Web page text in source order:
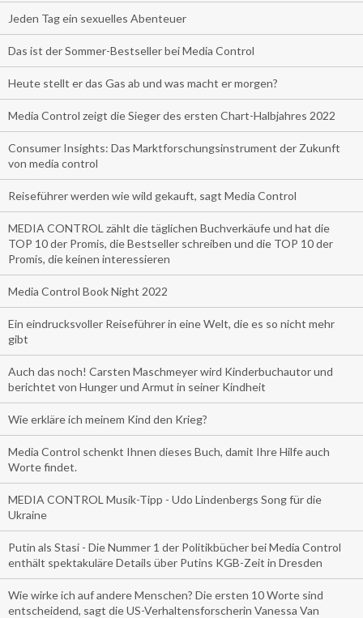
Jeden Tag ein sexuelles Abenteuer
Das ist der Sommer-Bestseller bei Media Control
Heute stellt er das Gas ab und was macht er morgen?
Media Control zeigt die Sieger des ersten Chart-Halbjahres 2022
Consumer Insights: Das Marktforschungsinstrument der Zukunft
von media control
Reiseführer werden wie wild gekauft, sagt Media Control
MEDIA CONTROL zählt die täglichen Buchverkäufe und hat die
TOP 10 der Promis, die Bestseller schreiben und die TOP 10 der
Promis, die keinen interessieren
Media Control Book Night 2022
Ein eindrucksvoller Reiseführer in eine Welt, die es so nicht mehr
gibt
Auch das noch! Carsten Maschmeyer wird Kinderbuchautor und
berichtet von Hunger und Armut in seiner Kindheit
Wie erkläre ich meinem Kind den Krieg?
Media Control schenkt Ihnen dieses Buch, damit Ihre Hilfe auch
Worte findet.
MEDIA CONTROL Musik-Tipp - Udo Lindenbergs Song für die
Ukraine
Putin als Stasi - Die Nummer 1 der Politikbücher bei Media Control
enthält spektakuläre Details über Putins KGB-Zeit in Dresden
Wie wirke ich auf andere Menschen? Die ersten 10 Worte sind
entscheidend, sagt die US-Verhaltensforscherin Vanessa Van